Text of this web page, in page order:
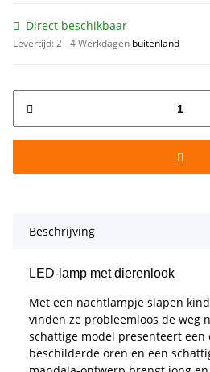
Direct beschikbaar
Levertijd:2 - 4 Werkdagen buitenland
Beschrijving
LED-lamp met dierenlook
Met een nachtlampje slapen
vinden ze probleemloos de weg
schattige model presenteert
beschilderde oren en een